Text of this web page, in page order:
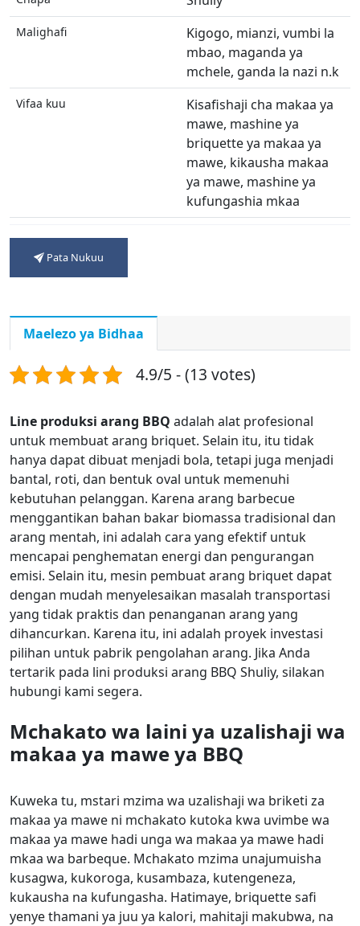
Malighafi
Kigogo, mianzi, vumbi la
mbao, maganda ya
mchele, ganda la nazi n.k
Vifaa kuu
Kisafishaji cha makaa ya
mawe, mashine ya
briquette ya makaa ya
mawe, kikausha makaa
ya mawe, mashine ya
kufungashia mkaa
Pata Nukuu
Maelezo ya Bidhaa
4.9/5 - (13 votes)
Line produksi arang BBQ adalah alat profesional
untuk membuat arang briquet. Selain itu, itu tidak
hanya dapat dibuat menjadi bola, tetapi juga menjadi
bantal, roti, dan bentuk oval untuk memenuhi
kebutuhan pelanggan. Karena arang barbecue
menggantikan bahan bakar biomassa tradisional dan
arang mentah, ini adalah cara yang efektif untuk
mencapai penghematan energi dan pengurangan
emisi. Selain itu, mesin pembuat arang briquet dapat
dengan mudah menyelesaikan masalah transportasi
yang tidak praktis dan penanganan arang yang
dihancurkan. Karena itu, ini adalah proyek investasi
pilihan untuk pabrik pengolahan arang. Jika Anda
tertarik pada lini produksi arang BBQ Shuliy, silakan
hubungi kami segera.
Mchakato wa laini ya uzalishaji wa
makaa ya mawe ya BBQ
Kuweka tu, mstari mzima wa uzalishaji wa briketi za
makaa ya mawe ni mchakato kutoka kwa uvimbe wa
makaa ya mawe hadi unga wa makaa ya mawe hadi
mkaa wa barbeque. Mchakato mzima unajumuisha
kusagwa, kukoroga, kusambaza, kutengeneza,
kukausha na kufungasha. Hatimaye, briquette safi
yenye thamani ya juu ya kalori, mahitaji makubwa, na